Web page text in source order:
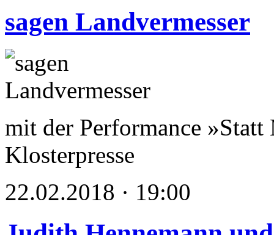
sagen Landvermesser
mit der Performance
Klosterpresse
22.02.2018 · 19:00